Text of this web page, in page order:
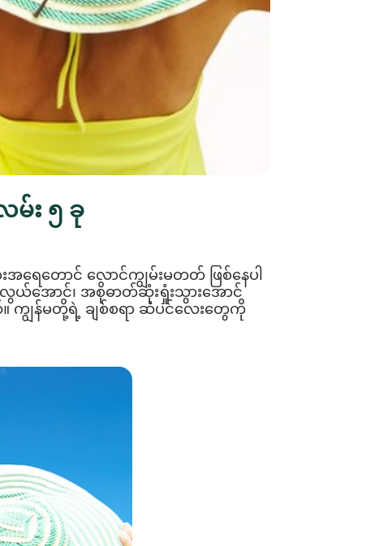
း ၅ ခု
ရေတောင် လောင်ကျွမ်းမတတ် ဖြစ်နေပါ
ောင်၊ အစိုဓာတ်ဆုံးရှုံးသွားအောင်
ကျွန်မတို့ရဲ့ ချစ်စရာ ဆံပင်လေးတွေကို